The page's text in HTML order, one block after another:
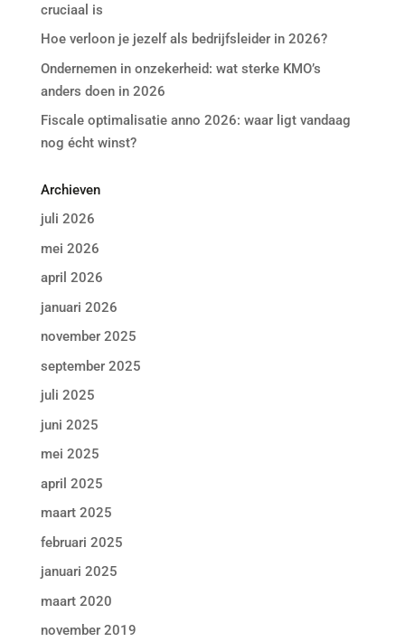
cruciaal is
Hoe verloon je jezelf als bedrijfsleider in 2026?
Ondernemen in onzekerheid: wat sterke KMO’s
anders doen in 2026
Fiscale optimalisatie anno 2026: waar ligt vandaag
nog écht winst?
Archieven
juli 2026
mei 2026
april 2026
januari 2026
november 2025
september 2025
juli 2025
juni 2025
mei 2025
april 2025
maart 2025
februari 2025
januari 2025
maart 2020
november 2019